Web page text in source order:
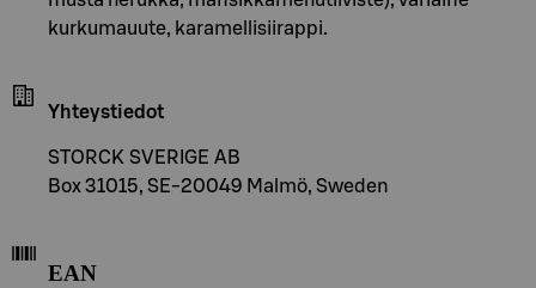
kurkumauute, karamellisiirappi.
Yhteystiedot
STORCK SVERIGE AB
Box 31015, SE-20049 Malmö, Sweden
EAN